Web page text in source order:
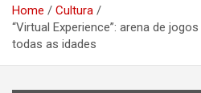
Home
Cultura
“Virtual Experience”: arena de
todas as idades